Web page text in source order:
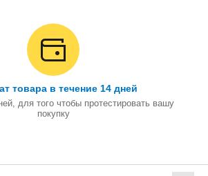
товара в течение 14 дней
для того чтобы протестировать вашу
покупку